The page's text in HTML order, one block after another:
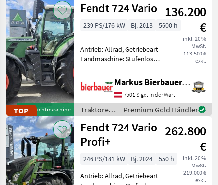
Kategorie 5 Land Filter
AKTUELLER
PFAD
Landtechnik
Traktoren
Standard
Traktoren
Fendt
724
Vario
KATEGORIE
WÄHLEN
Fendt
Zurücksetzen
Ergebnisse
anzeigen
TOPGebrauchtmaschine
Fendt 724 Vario 136.200
€
inkl. 20 %
MwSt.
113.500 €
exkl.
239 PS/176 kW Bj. 2013 5600 h
Antrieb: Allrad, Getriebeart
Landmaschine: Stufenloses
Zapfwellendrehzahl:
540/540E/1000,
Höchstgeschwindigkeit in
km/h: 50 km/h, Oberlenker
Markus Bierbauer GmbH
7501 Siget in der Wart
Traktoren
/ Fendt
Premium Gold Händler
Fendt 724 Vario
Profi+
262.800
€
inkl. 20 %
MwSt.
219.000 €
exkl.
246 PS/181 kW Bj. 2024
550 h
Antrieb: Allrad, Getriebeart